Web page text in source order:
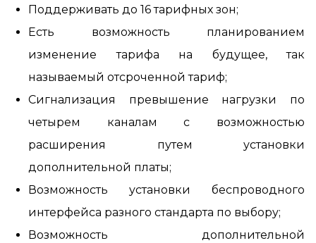
Поддерживать до 16 тарифных зон;
Есть возможность планированием
изменение тарифа на будущее, так
называемый отсроченной тариф;
Сигнализация превышение нагрузки по
четырем каналам с возможностью
расширения путем установки
дополнительной платы;
Возможность установки беспроводного
интерфейса разного стандарта по выбору;
Возможность дополнительной